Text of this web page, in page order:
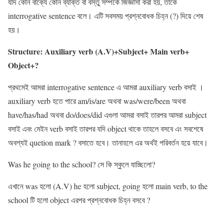
interrogative sentence বলে। এটি সবসময় প্রশ্নবোধক চিহ্ন (?) দিয়ে শেষ
হয়।
Structure: Auxiliary verb (A.V)+Subject+ Main verb+
Object+?
প্রথমেই আমরা interrogative sentence এ আমরা auxiliary verb বসাই ।
auxiliary verb হতে পারে am/is/are অথবা was/were/been অথবা
have/has/had অথবা do/does/did এগুলা আমরা বসাই তারপর আমরা subject
বসাই এবং মেইন verb বসাই তারপর যদি object থাকে তাহলে বসবে এং সবশেষে
অবশ্যই quetion mark ? বসাতে হবে। তানাহলে এর অর্থই পরিবর্তন হয়ে যাবে।
Was he going to the ‍school? সে কি স্কুলে যাচ্ছিলো?
এখানে was হলো (A.V) he হলো subject, going হলো main verb, to the
school টি হলো object এরপর প্রশ্নবোধক চিহ্ন বসবে ?